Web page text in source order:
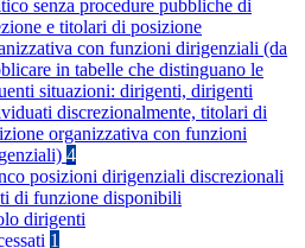
senza procedure pubbliche di
e titolari di posizione
con funzioni dirigenziali (da
in tabelle che distinguano le
situazioni: dirigenti, dirigenti
discrezionalmente, titolari di
organizzativa con funzioni
4
posizioni dirigenziali discrezionali
di funzione disponibili
dirigenti
1